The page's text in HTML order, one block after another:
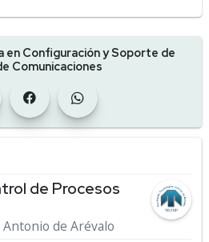
en Configuración y Soporte de
Comunicaciones
de Procesos
de Arévalo